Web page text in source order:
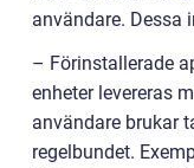
användare. Dessa
– Förinstallerade
enheter levereras
användare brukar
regelbundet.